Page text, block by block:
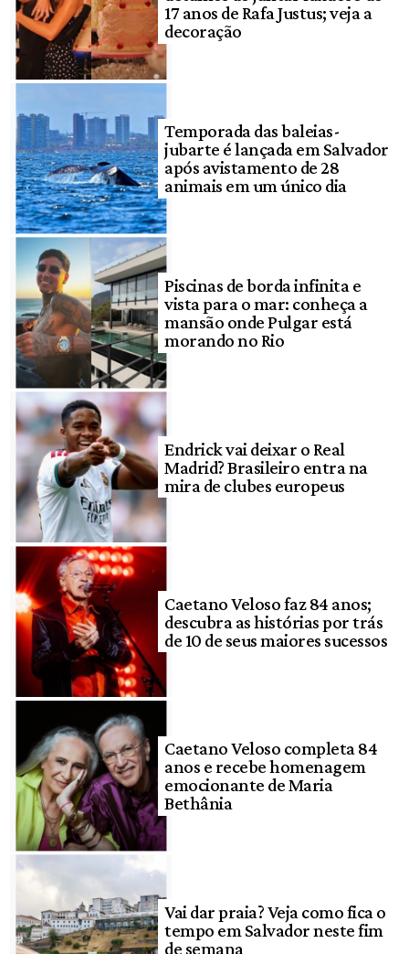
17 anos de Rafa Justus; veja a
decoração
Temporada das baleias-
jubarte é lançada em Salvador
após avistamento de 28
animais em um único dia
Piscinas de borda infinita e
vista para o mar: conheça a
mansão onde Pulgar está
morando no Rio
Endrick vai deixar o Real
Madrid? Brasileiro entra na
mira de clubes europeus
Caetano Veloso faz 84 anos;
descubra as histórias por trás
de 10 de seus maiores sucessos
Caetano Veloso completa 84
anos e recebe homenagem
emocionante de Maria
Bethânia
Vai dar praia? Veja como fica o
tempo em Salvador neste fim
de semana